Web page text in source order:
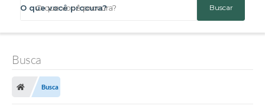
O que você procura?
Busca
Busca